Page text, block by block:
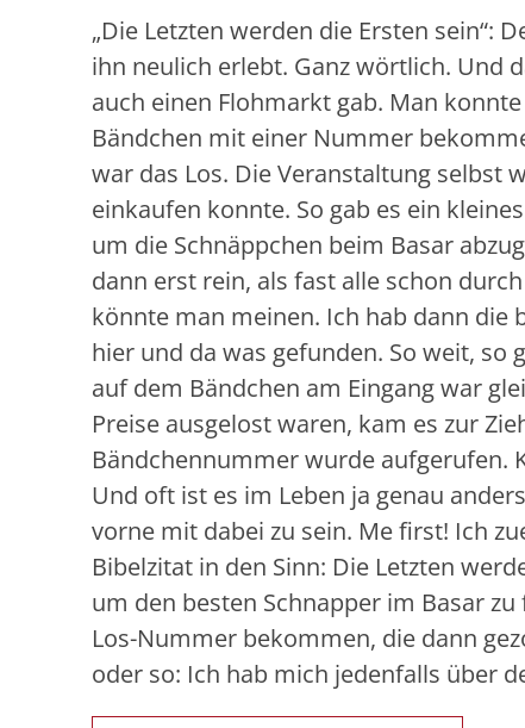
„Die Letzten werden die Ersten sein“:
ihn neulich erlebt. Ganz wörtlich. Und
auch einen Flohmarkt gab. Man
Bändchen mit einer Nummer
war das Los. Die Veranstaltung selbst
einkaufen konnte. So gab es ein
um die Schnäppchen beim Basar
dann erst rein, als fast alle schon
könnte man meinen. Ich hab dann die
hier und da was gefunden. So weit,
auf dem Bändchen am Eingang war
Preise ausgelost waren, kam es zur
Bändchennummer wurde aufgerufen.
Und oft ist es im Leben ja genau
vorne mit dabei zu sein. Me first! Ich
Bibelzitat in den Sinn: Die Letzten
um den besten Schnapper im Basar
Los-Nummer bekommen, die dann
oder so: Ich hab mich jedenfalls über